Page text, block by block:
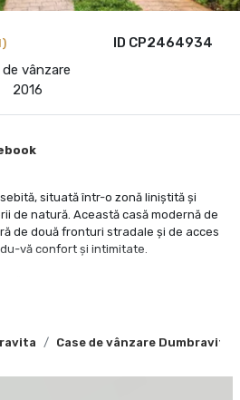
ID CP2464934
vânzare
2016
Case de vânzare Dumbravita
situată într-o zonă liniștită și
de natură. Această casă modernă de
de două fronturi stradale și de acces
vă confort și intimitate.
perfect pentru relaxare sau